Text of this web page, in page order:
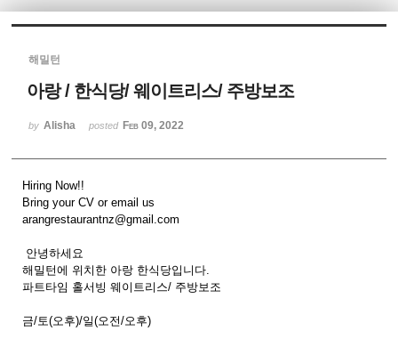
해밀턴
아랑 / 한식당/ 웨이트리스/ 주방보조
by Alisha posted Feb 09, 2022
Hiring Now!!
Bring your CV or email us
arangrestaurantnz@gmail.com
안녕하세요
해밀턴에 위치한 아랑 한식당입니다.
파트타임 홀서빙 웨이트리스/ 주방보조
금/토(오후)/일(오전/오후)
Sketchbook5, 스케치북5
Sketchbook5, 스케치북5